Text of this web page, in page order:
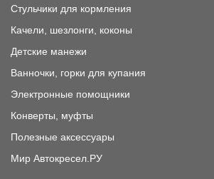
Стульчики для кормления
Качели, шезлонги, коконы
Детские манежи
Ванночки, горки для купания
Электронные помощники
Конверты, муфты
Полезные аксессуары
Мир Автокресел.РУ